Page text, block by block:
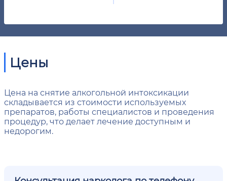
Цены
Цена на снятие алкогольной интоксикации
складывается из стоимости используемых
препаратов, работы специалистов и проведения
процедур, что делает лечение доступным и
недорогим.